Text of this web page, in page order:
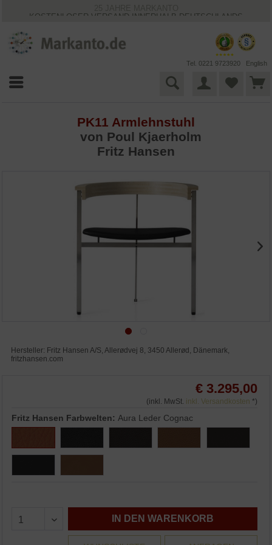
KOSTENLOSER VERSAND INNERHALB DEUTSCHLANDS
VIELFÄLTIGE ZAHLUNGSMÖGLICHKEITEN
BESTPRICE-GARANTIE
Tel. 0221 9723920 English
PK11 Armlehnstuhl
von Poul Kjaerholm
Fritz Hansen
Hersteller: Fritz Hansen A/S, Allerødvej 8, 3450 Allerød, Dänemark,
fritzhansen.com
€ 3.295,00
(inkl. MwSt. inkl. Versandkosten *)
Fritz Hansen Farbwelten:Aura Leder Cognac
IN DEN WARENKORB